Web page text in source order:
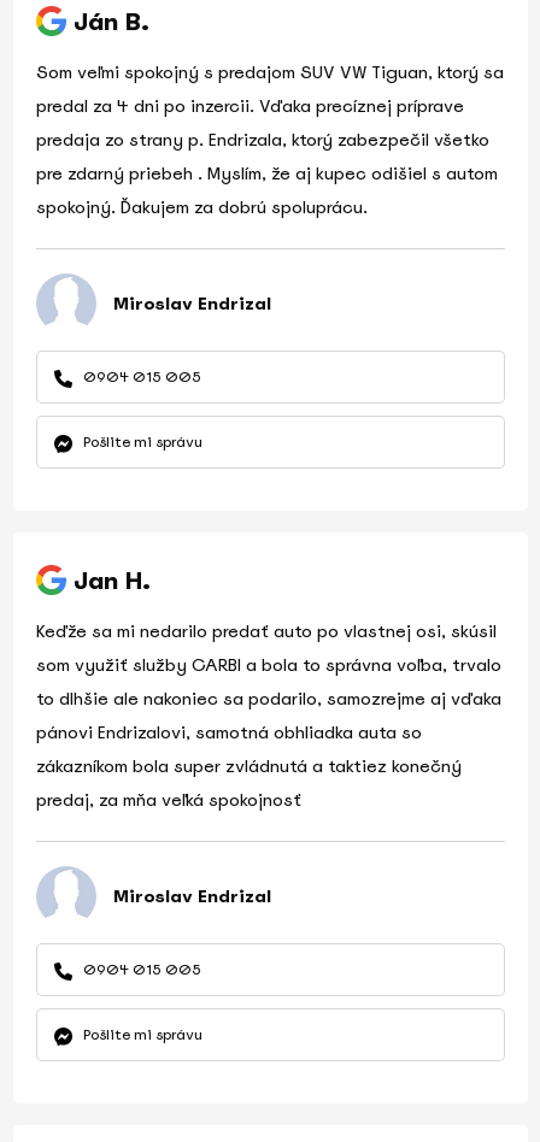
Ján B.
Som veľmi spokojný s predajom SUV VW Tiguan, ktorý sa
predal za 4 dni po inzercii. Vďaka precíznej príprave
predaja zo strany p. Endrizala, ktorý zabezpečil všetko
pre zdarný priebeh . Myslím, že aj kupec odišiel s autom
spokojný. Ďakujem za dobrú spoluprácu.
Miroslav Endrizal
0904 015 005
Pošlite mi správu
Jan H.
Keďže sa mi nedarilo predať auto po vlastnej osi, skúsil
som využiť služby CARBI a bola to správna voľba, trvalo
to dlhšie ale nakoniec sa podarilo, samozrejme aj vďaka
pánovi Endrizalovi, samotná obhliadka auta so
zákazníkom bola super zvládnutá a taktiez konečný
predaj, za mňa veľká spokojnosť
Miroslav Endrizal
0904 015 005
Pošlite mi správu